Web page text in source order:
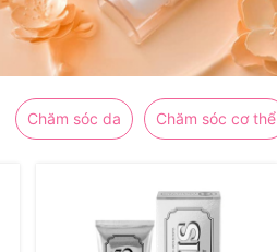
Chăm sóc da Chăm sóc cơ thể